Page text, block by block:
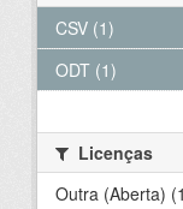
CSV (1)
ODT (1)
Licenças
Outra (Aberta)